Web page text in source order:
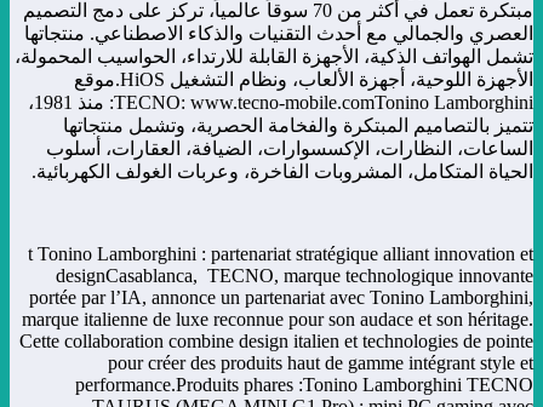
مبتكرة تعمل في أكثر من 70 سوقاً عالمياً، تركز على دمج التصميم
العصري والجمالي مع أحدث التقنيات والذكاء الاصطناعي. منتجاتها
تشمل الهواتف الذكية، الأجهزة القابلة للارتداء، الحواسيب المحمولة،
الأجهزة اللوحية، أجهزة الألعاب، ونظام التشغيل HiOS.موقع
TECNO: www.tecno-mobile.comTonino Lamborghini: منذ 1981،
تتميز بالتصاميم المبتكرة والفخامة الحصرية، وتشمل منتجاتها
الساعات، النظارات، الإكسسوارات، الضيافة، العقارات، أسلوب
الحياة المتكامل، المشروبات الفاخرة، وعربات الغولف الكهربائية.
t Tonino Lamborghini : partenariat stratégique alliant innovation et
designCasablanca, TECNO, marque technologique innovante
portée par l’IA, annonce un partenariat avec Tonino Lamborghini,
marque italienne de luxe reconnue pour son audace et son héritage.
Cette collaboration combine design italien et technologies de pointe
pour créer des produits haut de gamme intégrant style et
performance.Produits phares :Tonino Lamborghini TECNO